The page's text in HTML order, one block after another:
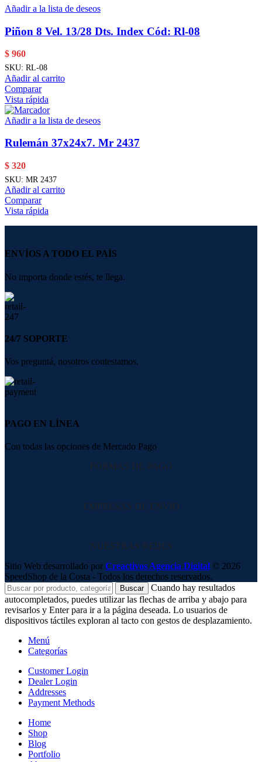
Añadir a la lista de deseos
Piñon 8 Vel. 13/28 Dts. Index Cód: Rl-08
$ 960
SKU: RL-08
Añadir al carrito
Comparar
Vista rápida
Añadir a la lista de deseos
Rulemán 37x24x7. Mr 2437
$ 320
SKU: MR 2437
Añadir al carrito
Comparar
Vista rápida
ENVÍOS A TODO EL PAÍS
No importa donde estés, te llega.
24/7 SOPORTE
Vos preguntá, nosotros contestamos.
PAGO EN LÍNEA
Con todas las opciones de Mercado Pago
FORMAS DE PAGO
EMPRESAS DE ENVIO
NUESTRAS REDES
Sitio Web desarrollado por Creactivos Agencia Digital © 2026
SpeedShop de la Costa - Todos los derechos reservados.
Buscar
Cuando hay resultados
autocompletados, puedes utilizar las flechas de arriba y abajo para
revisarlos y Enter para ir a la página deseada. Lo usuarios de
dispositivos táctiles exploran al tacto con gestos de desplazamiento.
Menú
Categorías
Customer Login
Dealer Login
Addresses
Payment Methods
Home
Shop
Blog
Portfolio